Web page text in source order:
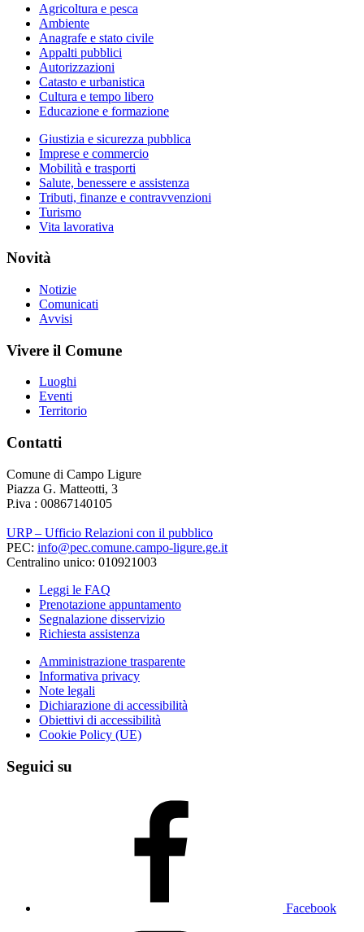
Agricoltura e pesca
Ambiente
Anagrafe e stato civile
Appalti pubblici
Autorizzazioni
Catasto e urbanistica
Cultura e tempo libero
Educazione e formazione
Giustizia e sicurezza pubblica
Imprese e commercio
Mobilità e trasporti
Salute, benessere e assistenza
Tributi, finanze e contravvenzioni
Turismo
Vita lavorativa
Novità
Notizie
Comunicati
Avvisi
Vivere il Comune
Luoghi
Eventi
Territorio
Contatti
Comune di Campo Ligure
Piazza G. Matteotti, 3
P.iva : 00867140105
URP – Ufficio Relazioni con il pubblico
PEC: info@pec.comune.campo-ligure.ge.it
Centralino unico: 010921003
Leggi le FAQ
Prenotazione appuntamento
Segnalazione disservizio
Richiesta assistenza
Amministrazione trasparente
Informativa privacy
Note legali
Dichiarazione di accessibilità
Obiettivi di accessibilità
Cookie Policy (UE)
Seguici su
Facebook